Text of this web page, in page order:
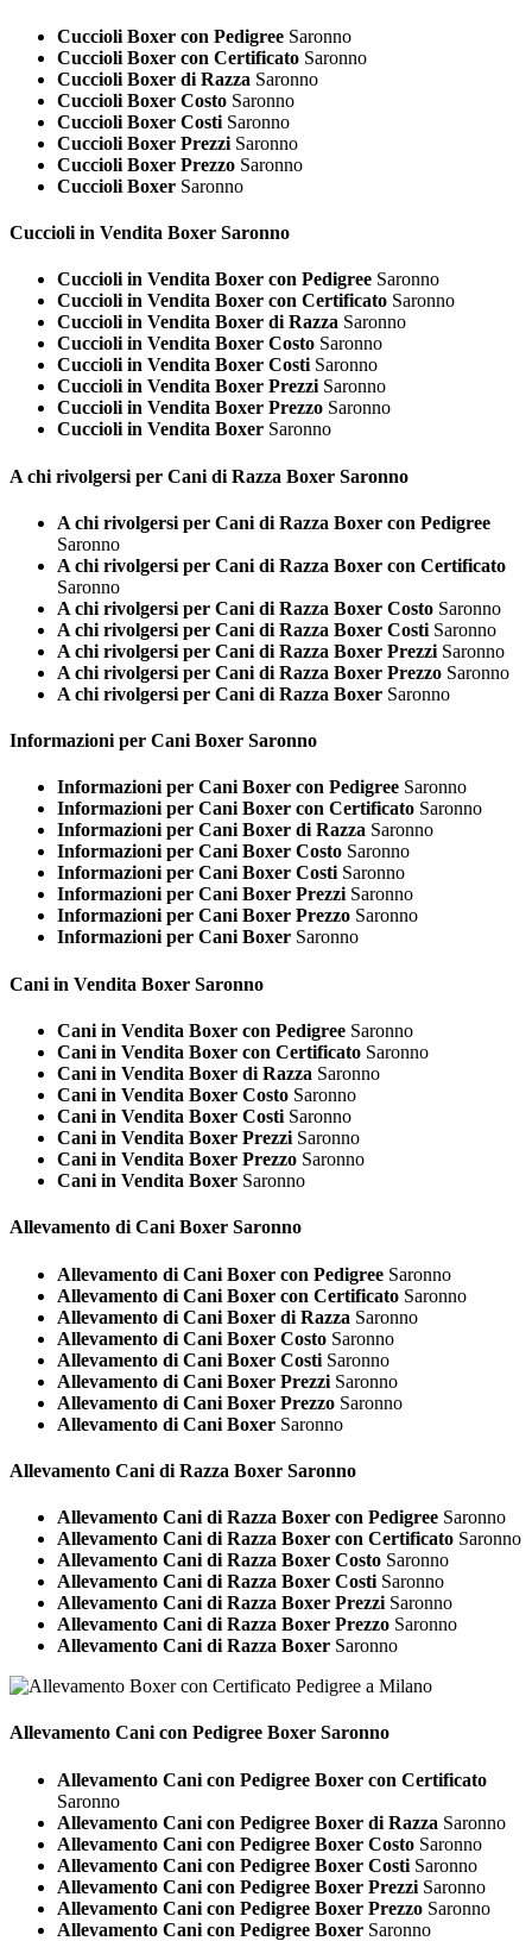
Cuccioli Boxer con Pedigree Saronno
Cuccioli Boxer con Certificato Saronno
Cuccioli Boxer di Razza Saronno
Cuccioli Boxer Costo Saronno
Cuccioli Boxer Costi Saronno
Cuccioli Boxer Prezzi Saronno
Cuccioli Boxer Prezzo Saronno
Cuccioli Boxer Saronno
Cuccioli in Vendita Boxer Saronno
Cuccioli in Vendita Boxer con Pedigree Saronno
Cuccioli in Vendita Boxer con Certificato Saronno
Cuccioli in Vendita Boxer di Razza Saronno
Cuccioli in Vendita Boxer Costo Saronno
Cuccioli in Vendita Boxer Costi Saronno
Cuccioli in Vendita Boxer Prezzi Saronno
Cuccioli in Vendita Boxer Prezzo Saronno
Cuccioli in Vendita Boxer Saronno
A chi rivolgersi per Cani di Razza Boxer Saronno
A chi rivolgersi per Cani di Razza Boxer con Pedigree
Saronno
A chi rivolgersi per Cani di Razza Boxer con Certificato
Saronno
A chi rivolgersi per Cani di Razza Boxer Costo Saronno
A chi rivolgersi per Cani di Razza Boxer Costi Saronno
A chi rivolgersi per Cani di Razza Boxer Prezzi Saronno
A chi rivolgersi per Cani di Razza Boxer Prezzo Saronno
A chi rivolgersi per Cani di Razza Boxer Saronno
Informazioni per Cani Boxer Saronno
Informazioni per Cani Boxer con Pedigree Saronno
Informazioni per Cani Boxer con Certificato Saronno
Informazioni per Cani Boxer di Razza Saronno
Informazioni per Cani Boxer Costo Saronno
Informazioni per Cani Boxer CostiSaronno
Informazioni per Cani Boxer PrezziSaronno
Informazioni per Cani Boxer Prezzo Saronno
Informazioni per Cani Boxer Saronno
Cani in Vendita Boxer Saronno
Cani in Vendita Boxer con Pedigree Saronno
Cani in Vendita Boxer con Certificato Saronno
Cani in Vendita Boxer di Razza Saronno
Cani in Vendita Boxer Costo Saronno
Cani in Vendita Boxer Costi Saronno
Cani in Vendita Boxer Prezzi Saronno
Cani in Vendita Boxer Prezzo Saronno
Cani in Vendita Boxer Saronno
Allevamento di Cani Boxer Saronno
Allevamento di Cani Boxer con Pedigree Saronno
Allevamento di Cani Boxer con Certificato Saronno
Allevamento di Cani Boxer di Razza Saronno
Allevamento di Cani Boxer Costo Saronno
Allevamento di Cani Boxer Costi Saronno
Allevamento di Cani Boxer Prezzi Saronno
Allevamento di Cani Boxer Prezzo Saronno
Allevamento di Cani Boxer Saronno
Allevamento Cani di Razza Boxer Saronno
Allevamento Cani di Razza Boxer con Pedigree Saronno
Allevamento Cani di Razza Boxer con Certificato Saronno
Allevamento Cani di Razza Boxer Costo Saronno
Allevamento Cani di Razza Boxer Costi Saronno
Allevamento Cani di Razza Boxer Prezzi Saronno
Allevamento Cani di Razza Boxer Prezzo Saronno
Allevamento Cani di Razza Boxer Saronno
Allevamento Cani con Pedigree Boxer Saronno
Allevamento Cani con Pedigree Boxer con Certificato
Saronno
Allevamento Cani con Pedigree Boxer di Razza Saronno
Allevamento Cani con Pedigree Boxer Costo Saronno
Allevamento Cani con Pedigree Boxer Costi Saronno
Allevamento Cani con Pedigree Boxer Prezzi Saronno
Allevamento Cani con Pedigree Boxer Prezzo Saronno
Allevamento Cani con Pedigree Boxer Saronno